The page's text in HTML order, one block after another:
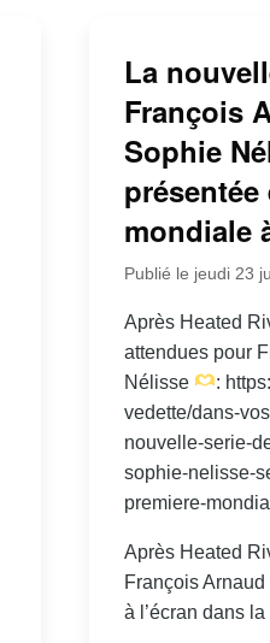
La
François
Sophie
mondiale
Publié le jeudi 23
Après Heated
attendues pour
Nélisse
:
vedette/dans-
nouvelle-serie-
sophie-nelisse-
premiere-
Après Heated
François
à l’écran dans